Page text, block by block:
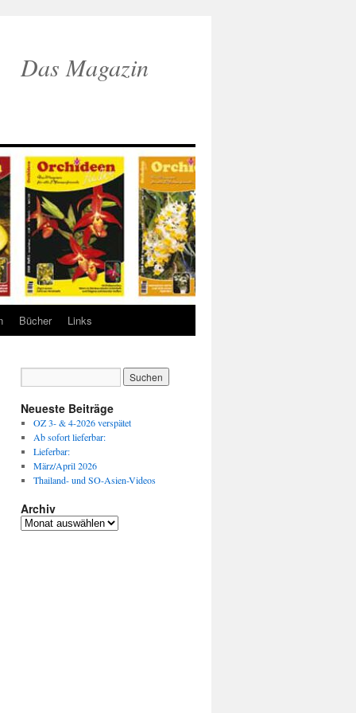
Das Magazin
Bücher Links
Neueste Beiträge
OZ 3- & 4-2026 verspätet
Ab sofort lieferbar:
Lieferbar:
März/April 2026
Thailand- und SO-Asien-Videos
Archiv
Archiv